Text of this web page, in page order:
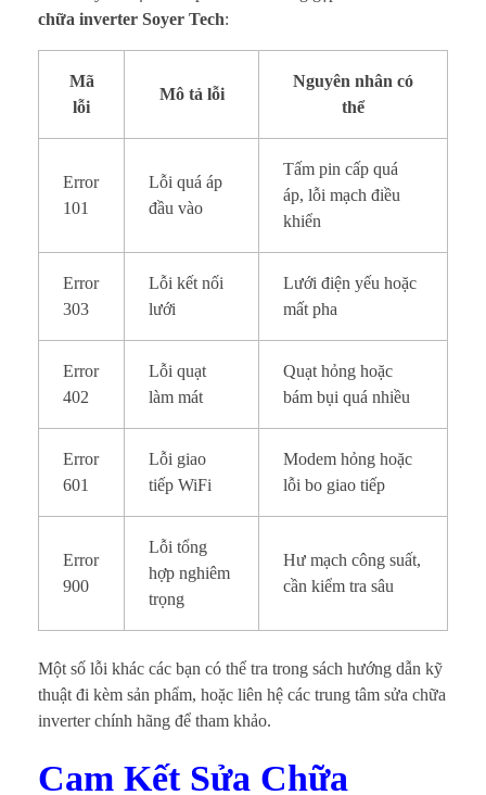
chữa inverter Soyer Tech:
Mã
lỗi
Mô tả lỗi
Nguyên nhân có
thể
Error
101
Lỗi quá áp
đầu vào
Tấm pin cấp quá
áp, lỗi mạch điều
khiển
Error
303
Lỗi kết nối
lưới
Lưới điện yếu hoặc
mất pha
Error
402
Lỗi quạt
làm mát
Quạt hỏng hoặc
bám bụi quá nhiều
Error
601
Lỗi giao
tiếp WiFi
Modem hỏng hoặc
lỗi bo giao tiếp
Error
900
Lỗi tổng
hợp nghiêm
trọng
Hư mạch công suất,
cần kiểm tra sâu
Một số lỗi khác các bạn có thể tra trong sách hướng dẫn kỹ
thuật đi kèm sản phẩm, hoặc liên hệ các trung tâm sửa chữa
inverter chính hãng để tham khảo.
Cam Kết Sửa Chữa